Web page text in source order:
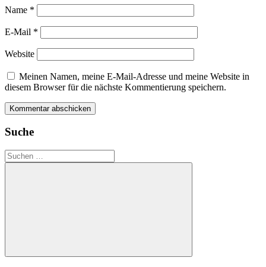
Name *
E-Mail *
Website
Meinen Namen, meine E-Mail-Adresse und meine Website in
diesem Browser für die nächste Kommentierung speichern.
Suche
Suchen
nach:
Suchen